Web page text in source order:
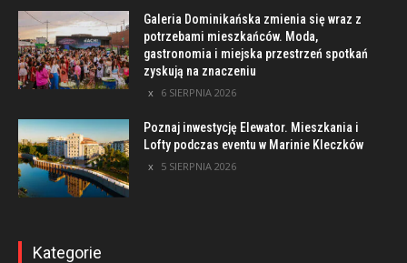
Galeria Dominikańska zmienia się wraz z
potrzebami mieszkańców. Moda,
gastronomia i miejska przestrzeń spotkań
zyskują na znaczeniu
6 SIERPNIA 2026
Poznaj inwestycję Elewator. Mieszkania i
Lofty podczas eventu w Marinie Kleczków
5 SIERPNIA 2026
Kategorie